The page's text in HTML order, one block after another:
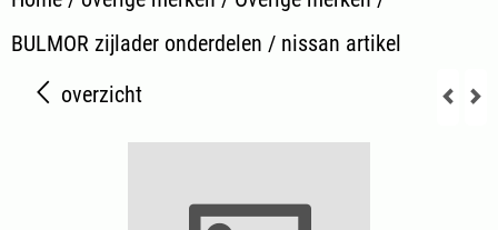
BULMOR zijlader onderdelen / nissan artikel
overzicht